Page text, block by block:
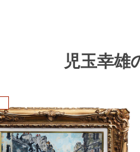
児玉幸雄